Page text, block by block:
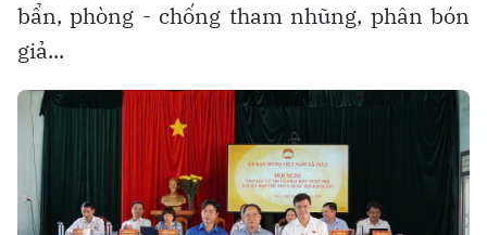
bẩn, phòng - chống tham nhũng, phân bón
giả...